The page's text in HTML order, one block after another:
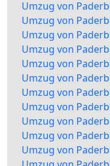
Umzug von
Umzug von
Umzug von
Umzug von
Umzug von
Umzug von
Umzug von
Umzug von
Umzug von
Umzug von
Umzug von